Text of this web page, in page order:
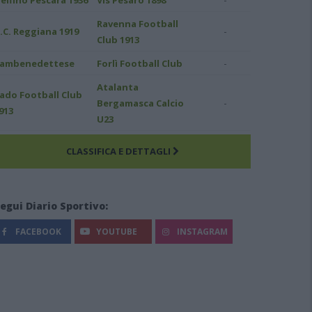
Reggiana 1919
Ravenna Football
Club 1913
-
Forlì Football Club -
Football Club
Atalanta
Bergamasca Calcio
U23
-
CLASSIFICA E DETTAGLI
Diario Sportivo:
FACEBOOK YOUTUBE INSTAGRAM